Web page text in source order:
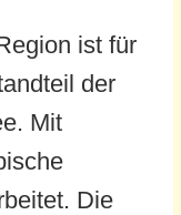
ist für
der
Mit
Die